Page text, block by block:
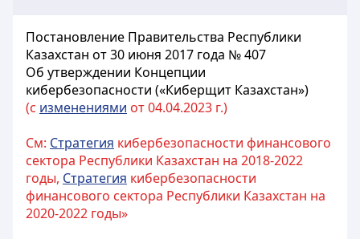
Постановление Правительства Республики
Казахстан от 30 июня 2017 года № 407
Об утверждении Концепции
кибербезопасности («Киберщит Казахстан»)
(с изменениями от 04.04.2023 г.)
См: Стратегия кибербезопасности финансового
сектора Республики Казахстан на 2018-2022
годы, Стратегия кибербезопасности
финансового сектора Республики Казахстан на
2020-2022 годы»